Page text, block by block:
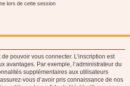
lors de cette session
pouvoir vous connecter. L’inscription est
avantages. Par exemple, l’administrateur du
supplémentaires aux utilisateurs
vous d’avoir pris connaissance de nos